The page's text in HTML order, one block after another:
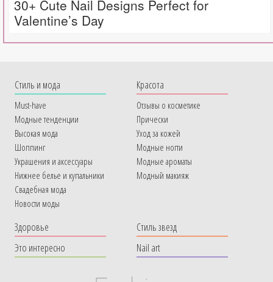
30+ Cute Nail Designs Perfect for
Valentine’s Day
Cтиль и мода
Must-have
Модные тенденции
Высокая мода
Шоппинг
Украшения и аксессуары
Нижнее белье и купальники
Свадебная мода
Новости моды
Красота
Отзывы о косметике
Прически
Уход за кожей
Модные ногти
Модные ароматы
Модный макияж
Здоровье
Это интересно
Стиль звезд
Nail art